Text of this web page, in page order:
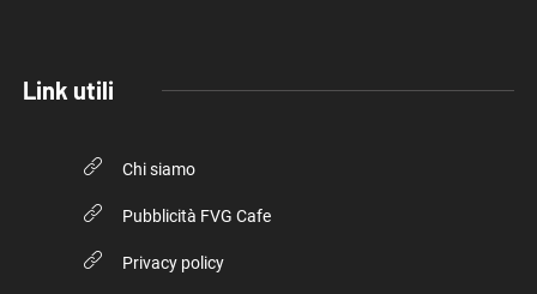
Link utili
Chi siamo
Pubblicità FVG Cafe
Privacy policy